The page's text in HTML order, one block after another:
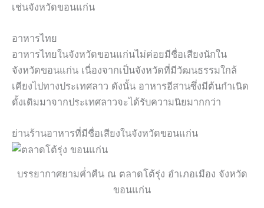
เช่นจังหวัดขอนแก่น
อาหารไทย
อาหารไทยในจังหวัดขอนแก่นไม่ค่อยมีชื่อเสียงนักใน
จังหวัดขอนแก่น เนื่องจากเป็นจังหวัดที่มีวัฒนธรรมใกล้
เคียงไปทางประเทศลาว ดังนั้น อาหารอีสานซึ่งมีต้นกำเนิด
ดั้งเดิมมาจากประเทศลาวจะได้รับความนิยมากกว่า
ย่านร้านอาหารที่มีชื่อเสียงในจังหวัดขอนแก่น
บรรยากาศยามค่ำคืน ณ ตลาดโต้รุ่ง อำเภอเมือง จังหวัด
ขอนแก่น